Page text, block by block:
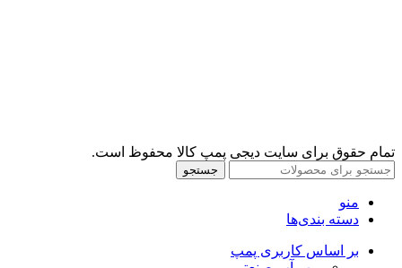
تمام حقوق برای سایت دیجی پمپ کالا محفوظ است.
جستجو
منو
دسته بندی‌ها
بر اساس کاربری پمپ